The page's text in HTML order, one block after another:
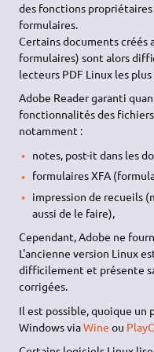
des fonctions propriétaires
formulaires.
Certains documents créés
formulaires) sont alors
lecteurs PDF Linux les plus
Adobe Reader garanti
fonctionnalités des fichiers
notamment :
notes, post-it dans les
formulaires XFA
impression de recueils
aussi de le faire),
Cependant, Adobe ne
L'ancienne version Linux
difficilement et présente
corrigées.
Il est possible, quoique un
Windows viaWine ou